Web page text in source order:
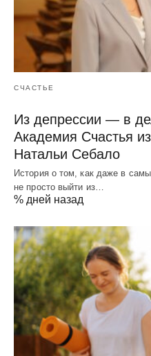
СЧАСТЬЕ
Из депрессии — в
Академия Счастья
Натальи Себало
История о том, как даже в
не просто выйти из…
% дней назад